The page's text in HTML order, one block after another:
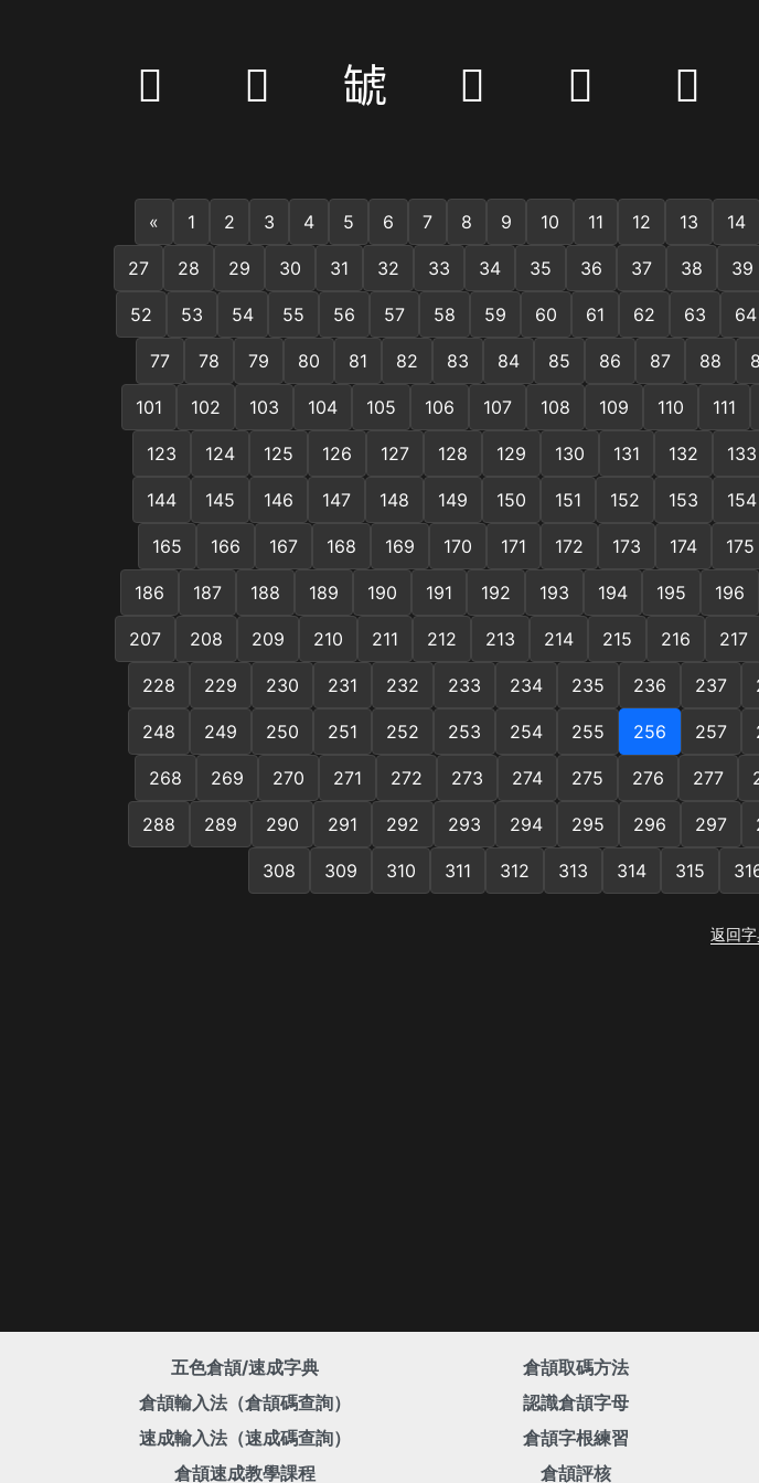
𧖮 𦨋 𧇍 𩃕 𩒶 𩢗
« 1 2 3 4 5 6 7 8 9 10 11 12 13 14
27 28 29 30 31 32 33 34 35 36 37 38 39
52 53 54 55 56 57 58 59 60 61 62 63 64
77 78 79 80 81 82 83 84 85 86 87 88
101 102 103 104 105 106 107 108 109 110 111
123 124 125 126 127 128 129 130 131 132 133
144 145 146 147 148 149 150 151 152 153 154
165 166 167 168 169 170 171 172 173 174 175
186 187 188 189 190 191 192 193 194 195 196
207 208 209 210 211 212 213 214 215 216 217
228 229 230 231 232 233 234 235 236 237
248 249 250 251 252 253 254 255 256 257
268 269 270 271 272 273 274 275 276 277
288 289 290 291 292 293 294 295 296 297
308 309 310 311 312 313 314 315
返回
五色倉頡/速成字典
倉頡輸入法（倉頡碼查詢）
速成輸入法（速成碼查詢）
倉頡速成教學課程
倉頡取碼方法
認識倉頡字母
倉頡字根練習
倉頡評核